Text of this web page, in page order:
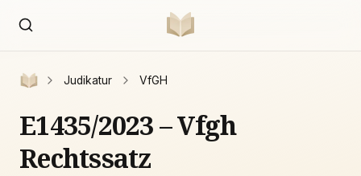
Judikatur VfGH
E1435/2023 – Vfgh
Rechtssatz